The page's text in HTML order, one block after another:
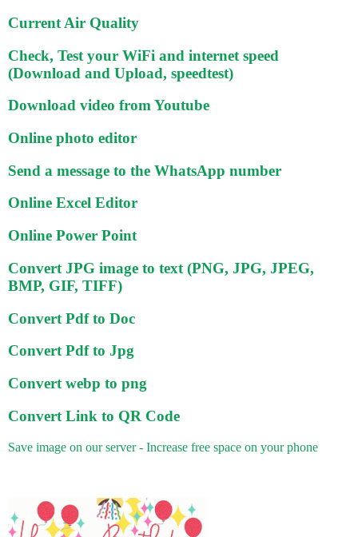
Current Air Quality
Check, Test your WiFi and internet speed
(Download and Upload, speedtest)
Download video from Youtube
Online photo editor
Send a message to the WhatsApp number
Online Excel Editor
Online Power Point
Convert JPG image to text (PNG, JPG, JPEG,
BMP, GIF, TIFF)
Convert Pdf to Doc
Convert Pdf to Jpg
Convert webp to png
Convert Link to QR Code
Save image on our server - Increase free space on your phone